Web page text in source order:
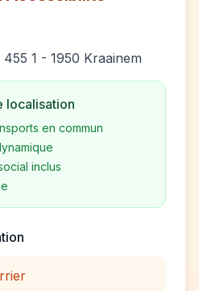
1 - 1950 Kraainem
localisation
en commun
inclus